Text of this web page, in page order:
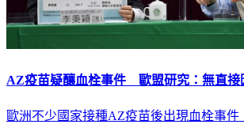
AZ疫苗疑釀血栓事件 歐盟研究：無直接
歐洲不少國家接種AZ疫苗後出現血栓事件